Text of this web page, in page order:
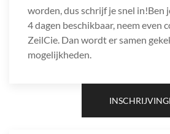
worden, dus schrijf je snel in!Ben
4 dagen beschikbaar, neem even
ZeilCie. Dan wordt er samen
mogelijkheden.